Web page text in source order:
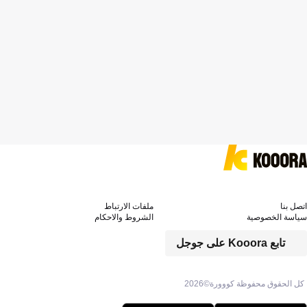
كل الحقوق محفوظة كووورة©2026
تابع Kooora على جوجل
اتصل بنا
ملفات الارتباط
سياسة الخصوصية
الشروط والاحكام